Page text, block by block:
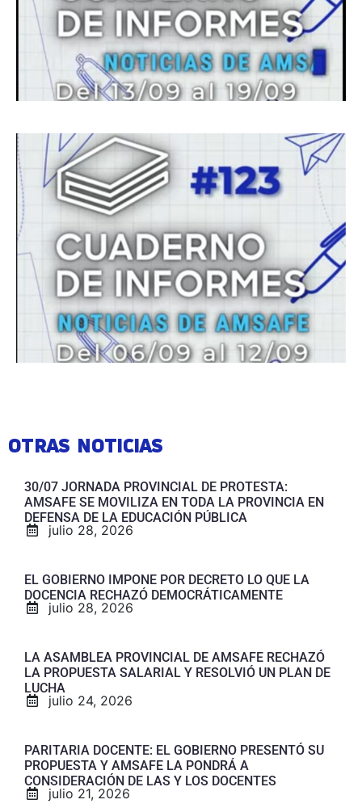
OTRAS NOTICIAS
30/07 JORNADA PROVINCIAL DE PROTESTA:
AMSAFE SE MOVILIZA EN TODA LA PROVINCIA EN
DEFENSA DE LA EDUCACIÓN PÚBLICA
julio 28, 2026
EL GOBIERNO IMPONE POR DECRETO LO QUE LA
DOCENCIA RECHAZÓ DEMOCRÁTICAMENTE
julio 28, 2026
LA ASAMBLEA PROVINCIAL DE AMSAFE RECHAZÓ
LA PROPUESTA SALARIAL Y RESOLVIÓ UN PLAN DE
LUCHA
julio 24, 2026
PARITARIA DOCENTE: EL GOBIERNO PRESENTÓ SU
PROPUESTA Y AMSAFE LA PONDRÁ A
CONSIDERACIÓN DE LAS Y LOS DOCENTES
julio 21, 2026